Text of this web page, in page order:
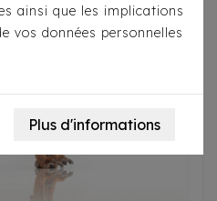
ainsi que les implications
vos données personnelles